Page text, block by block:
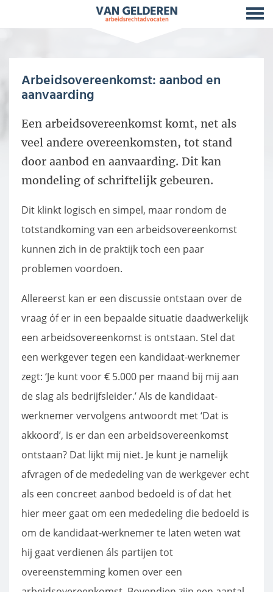
Arbeidsovereenkomst: aanbod en
aanvaarding
Een arbeidsovereenkomst komt, net als
veel andere overeenkomsten, tot stand
door aanbod en aanvaarding. Dit kan
mondeling of schriftelijk gebeuren.
Dit klinkt logisch en simpel, maar rondom de
totstandkoming van een arbeidsovereenkomst
kunnen zich in de praktijk toch een paar
problemen voordoen.
Allereerst kan er een discussie ontstaan over de
vraag óf er in een bepaalde situatie daadwerkelijk
een arbeidsovereenkomst is ontstaan. Stel dat
een werkgever tegen een kandidaat-werknemer
zegt: ‘Je kunt voor € 5.000 per maand bij mij aan
de slag als bedrijfsleider.’ Als de kandidaat-
werknemer vervolgens antwoordt met ‘Dat is
akkoord’, is er dan een arbeidsovereenkomst
ontstaan? Dat lijkt mij niet. Je kunt je namelijk
afvragen of de mededeling van de werkgever echt
als een concreet aanbod bedoeld is of dat het
hier meer gaat om een mededeling die bedoeld is
om de kandidaat-werknemer te laten weten wat
hij gaat verdienen áls partijen tot
overeenstemming komen over een